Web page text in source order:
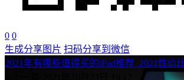
0 0
生成分享图片 扫码分享到微信
2021年有哪些值得买的iPad推荐_2021性价